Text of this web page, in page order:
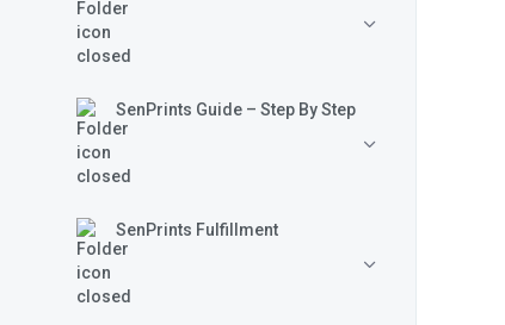
SenPrints Guide – Step By Step
SenPrints Fulfillment